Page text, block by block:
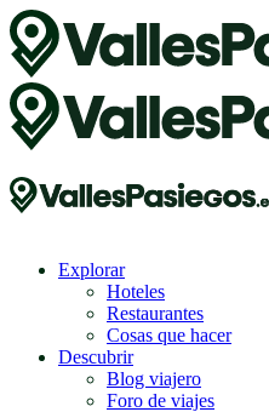
Explorar
Hoteles
Restaurantes
Cosas que hacer
Descubrir
Blog viajero
Foro de viajes